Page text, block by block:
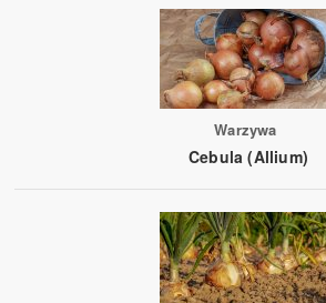
Warzywa
Cebula (Allium)